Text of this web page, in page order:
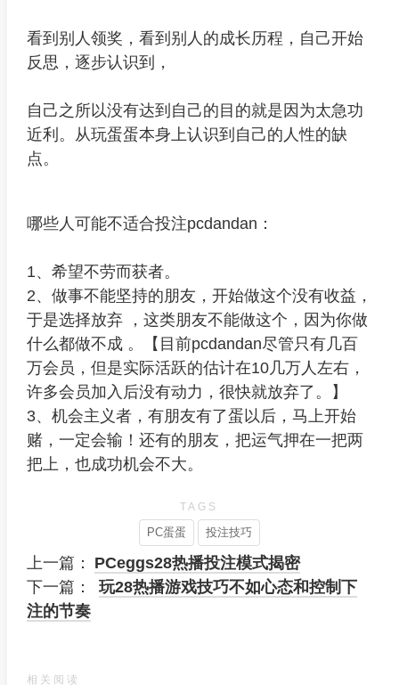
看到别人领奖，看到别人的成长历程，自己开始
反思，逐步认识到，
自己之所以没有达到自己的目的就是因为太急功
近利。从玩蛋蛋本身上认识到自己的人性的缺
点。
哪些人可能不适合投注pcdandan：
1、希望不劳而获者。
2、做事不能坚持的朋友，开始做这个没有收益，
于是选择放弃 ，这类朋友不能做这个，因为你做
什么都做不成 。【目前pcdandan尽管只有几百
万会员，但是实际活跃的估计在10几万人左右，
许多会员加入后没有动力，很快就放弃了。】
3、机会主义者，有朋友有了蛋以后，马上开始
赌，一定会输！还有的朋友，把运气押在一把两
把上，也成功机会不大。
TAGS
PC蛋蛋 投注技巧
上一篇：
PCeggs28热播投注模式揭密
下一篇：
玩28热播游戏技巧不如心态和控制下
注的节奏
相关阅读